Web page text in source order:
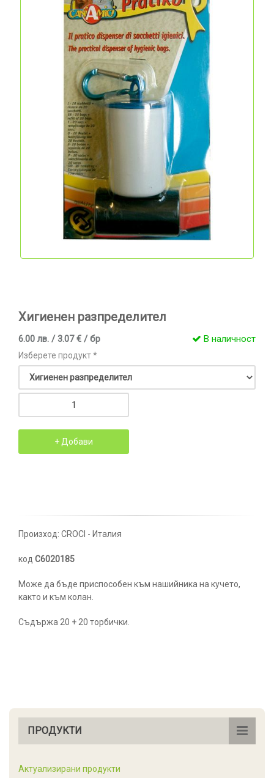
Хигиенен разпределител
6.00 лв. / 3.07 € / бр В наличност
Изберете продукт *
Произход: CROCI - Италия
код C6020185
Може да бъде приспособен към нашийника на кучето,
както и към колан.
Съдържа 20 + 20 торбички.
ПРОДУКТИ
Актуализирани продукти